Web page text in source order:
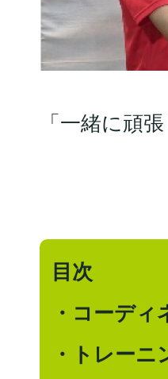
「一緒に頑
目次
・コーデ
・トレー